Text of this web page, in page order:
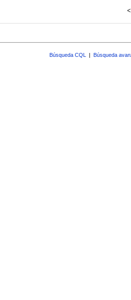
Búsqueda CQL | Búsqueda